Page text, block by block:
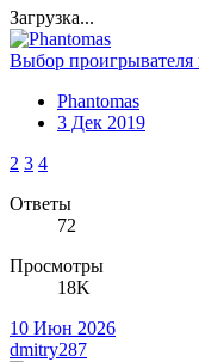
Загрузка...
Выбор проигрывателя
Phantomas
3 Дек 2019
2 3 4
Ответы
72
Просмотры
18K
10 Июн 2026
dmitry287